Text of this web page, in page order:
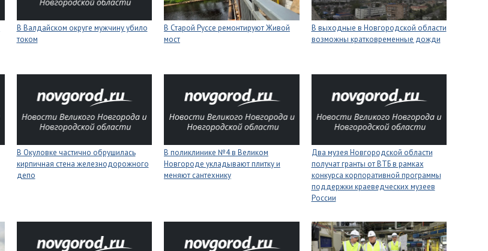
В Валдайском округе мужчину убило
током
В Старой Руссе ремонтируют Живой
мост
В выходные в Новгородской области
возможны кратковременные дожди
В Окуловке частично обрушилась
кирпичная стена железнодорожного
депо
В поликлинике №4 в Великом
Новгороде укладывают плитку и
меняют сантехнику
Два музея Новгородской области
получат гранты от ВТБ в рамках
конкурса корпоративной программы
поддержки краеведческих музеев
России